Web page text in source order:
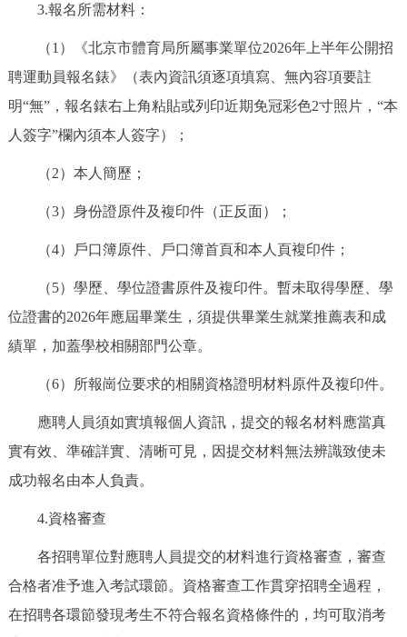
3.報名所需材料：
（1）《北京市體育局所屬事業單位2026年上半年公開招
聘運動員報名錶》（表內資訊須逐項填寫、無內容項要註
明“無”，報名錶右上角粘貼或列印近期免冠彩色2寸照片，“本
人簽字”欄內須本人簽字）；
（2）本人簡歷；
（3）身份證原件及複印件（正反面）；
（4）戶口簿原件、戶口簿首頁和本人頁複印件；
（5）學歷、學位證書原件及複印件。暫未取得學歷、學
位證書的2026年應屆畢業生，須提供畢業生就業推薦表和成
績單，加蓋學校相關部門公章。
（6）所報崗位要求的相關資格證明材料原件及複印件。
應聘人員須如實填報個人資訊，提交的報名材料應當真
實有效、準確詳實、清晰可見，因提交材料無法辨識致使未
成功報名由本人負責。
4.資格審查
各招聘單位對應聘人員提交的材料進行資格審查，審查
合格者准予進入考試環節。資格審查工作貫穿招聘全過程，
在招聘各環節發現考生不符合報名資格條件的，均可取消考